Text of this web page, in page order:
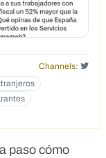
Channels:
paso cómo